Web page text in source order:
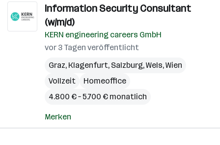
Information Security Consultant
(w/m/d)
KERN engineering careers GmbH
vor 3 Tagen veröffentlicht
Graz, Klagenfurt, Salzburg,Wels,Wien
Vollzeit
Homeoffice
4.800 € – 5.700 € monatlich
Merken